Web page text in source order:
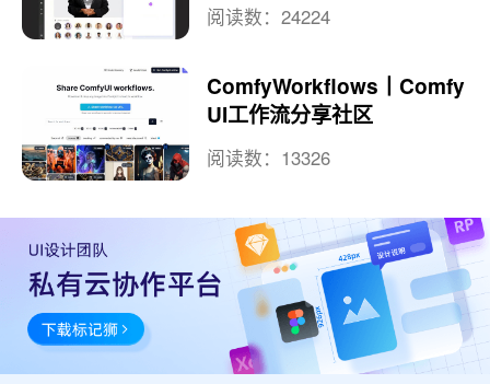
阅读数：24224
ComfyWorkflows丨Comfy
UI工作流分享社区
阅读数：13326